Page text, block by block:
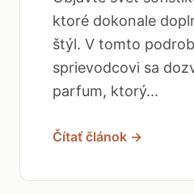
ktoré dokonale
štýl. V tomto
sprievodcovi sa
parfum, ktorý...
Čítať článok →